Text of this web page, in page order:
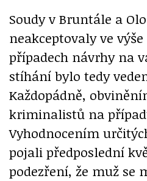
Soudy v Bruntále a
neakceptovaly ve
případech návrhy na
stíhání bylo tedy
Každopádně,
kriminalistů na
Vyhodnocením
pojali předposlední
podezření, že muž se